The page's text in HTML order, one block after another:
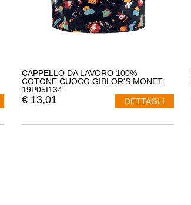
CAPPELLO DA LAVORO 100%
COTONE CUOCO GIBLOR'S MONET
19P05I134
€ 13,01 DETTAGLI